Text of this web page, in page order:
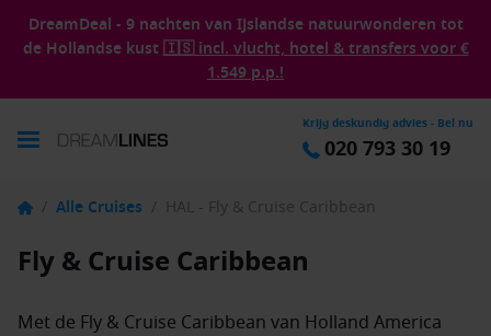
DreamDeal - 9 nachten van IJslandse natuurwonderen tot
de Hollandse kust 🇮🇸 incl. vlucht, hotel & transfers voor €
1.549 p.p.!
Krijg deskundig advies - Bel nu
020 793 30 19
/ Alle Cruises / HAL - Fly & Cruise Caribbean
Fly & Cruise Caribbean
Met de Fly & Cruise Caribbean van Holland America